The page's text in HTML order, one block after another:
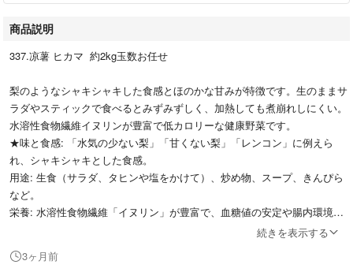
商品説明
337.凉薯 ヒカマ 約2kg玉数お任せ
梨のようなシャキシャキした食感とほのかな甘みが特徴です。生のままサ
ラダやスティックで食べるとみずみずしく、加熱しても煮崩れしにくい。
水溶性食物繊維イヌリンが豊富で低カロリーな健康野菜です。
★味と食感: 「水気の少ない梨」「甘くない梨」「レンコン」に例えら
れ、シャキシャキとした食感。
用途: 生食（サラダ、タヒンや塩をかけて）、炒め物、スープ、きんぴら
など。
栄養: 水溶性食物繊維「イヌリン」が豊富で、血糖値の安定や腸内環境の
ける）。
続きを表示する
3ヶ月前